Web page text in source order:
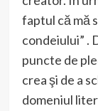
faptul că mă
condeiului” .
puncte de
crea şi de a
domeniul